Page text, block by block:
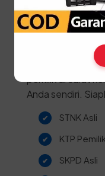
Kendaraan
Jika Anda baru
lakukan proses
Kendaraan
pemilik di surat
Anda sendiri.
STNK Asli
KTP
SKPD Asli